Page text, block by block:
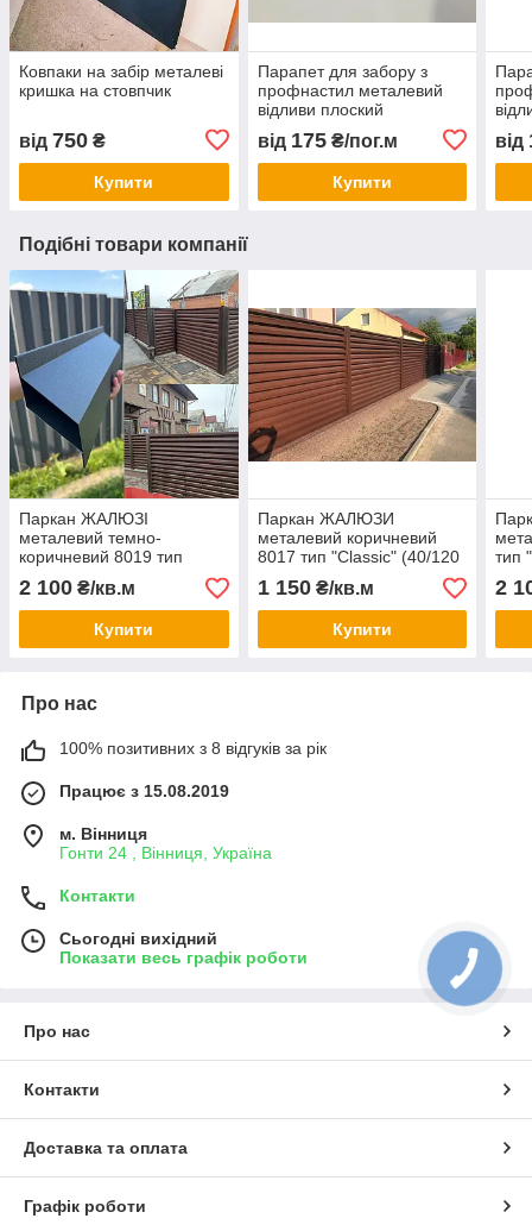
Ковпаки на забір металеві
кришка на стовпчик
від 750 ₴
Купити
Парапет для забору з
профнастил металевий
відливи плоский
від 175₴/пог.м
Купити
від
Подібні товари компанії
Паркан ЖАЛЮЗІ
металевий темно-
коричневий 8019 тип
"Exclusive" (Ексклюзив
40/120 мм)Ромб
двостороннє покриття
2 100 ₴/кв.м
Купити
Паркан ЖАЛЮЗИ
металевий коричневий
8017 тип "Classic" (40/120
мм) односторонній,
двосторонній покриття
1 150₴/кв.м
Купити
тип
40/
2
Про нас
100% позитивних з 8 відгуків за рік
Працює з 15.08.2019
м. Вінниця
Гонти 24 , Вінниця, Україна
Контакти
Сьогодні вихідний
Показати весь графік роботи
Про нас
Контакти
Доставка та оплата
Графік роботи